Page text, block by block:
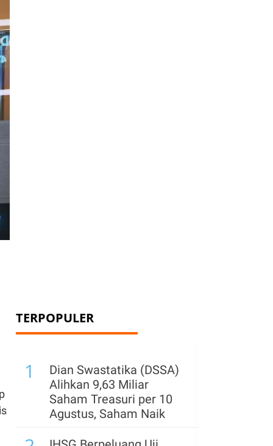
TERPOPULER
1
Dian Swastatika (DSSA)
Alihkan 9,63 Miliar
Saham Treasuri per 10
Agustus, Saham Naik